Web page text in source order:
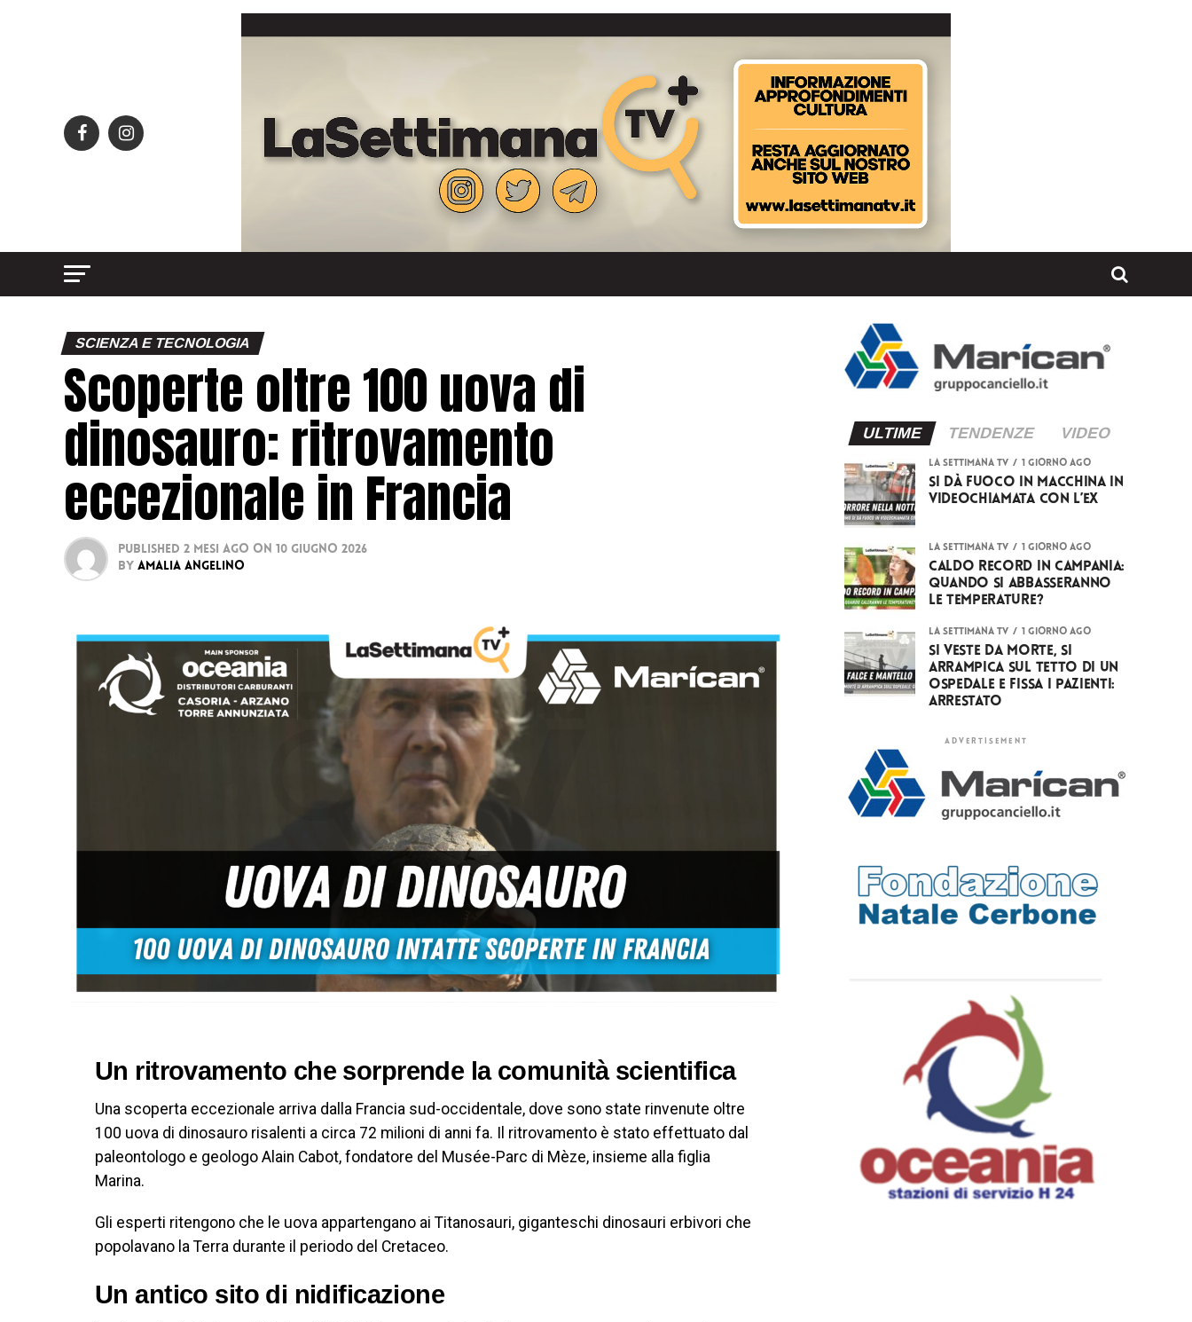
SCIENZA E TECNOLOGIA
Scoperte oltre 100 uova di
dinosauro: ritrovamento
eccezionale in Francia
Published 2 mesi ago on 10 Giugno 2026
By Amalia Angelino
Un ritrovamento che sorprende la comunità scientifica
Una scoperta eccezionale arriva dalla Francia sud-occidentale, dove sono state rinvenute oltre
100 uova di dinosauro risalenti a circa 72 milioni di anni fa. Il ritrovamento è stato effettuato dal
paleontologo e geologo Alain Cabot, fondatore del Musée-Parc di Mèze, insieme alla figlia
Marina.
Gli esperti ritengono che le uova appartengano ai Titanosauri, giganteschi dinosauri erbivori che
popolavano la Terra durante il periodo del Cretaceo.
Un antico sito di nidificazione
ULTIME TENDENZE VIDEO
LA SETTIMANA TV 1 giorno ago
Si dà fuoco in macchina in
videochiamata con l’ex
LA SETTIMANA TV 1 giorno ago
Caldo record in Campania:
quando si abbasseranno
le temperature?
LA SETTIMANA TV 1 giorno ago
Si veste da Morte, si
arrampica sul tetto di un
ospedale e fissa i pazienti:
arrestato
ADVERTISEMENT